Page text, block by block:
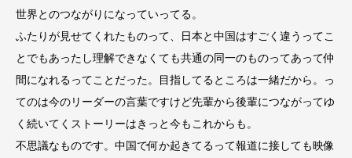
世界とのつながりになっていってる。
ふたりが見せてくれたものって、日本と中国はすごく違うってこ
とでもあったし理解できなくても共通の同一のものってあって仲
間になれるってことだった。目指してるところは一緒だから。っ
てのは今のリーダーの言葉ですけど先輩から後輩につながってゆ
く続いてくストーリーはきっと今もこれからも。
不思議なものです。中国で何か起きてるって報道に接しても映像